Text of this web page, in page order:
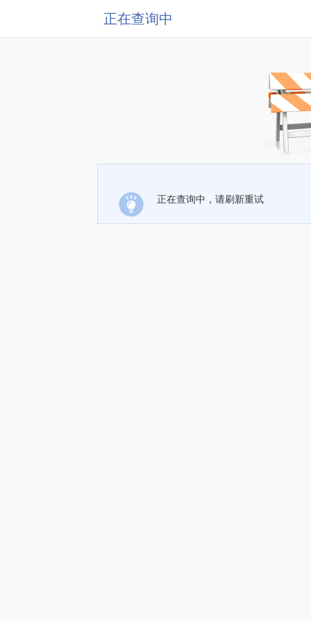
正在查询中
正在查询中，请刷新重试